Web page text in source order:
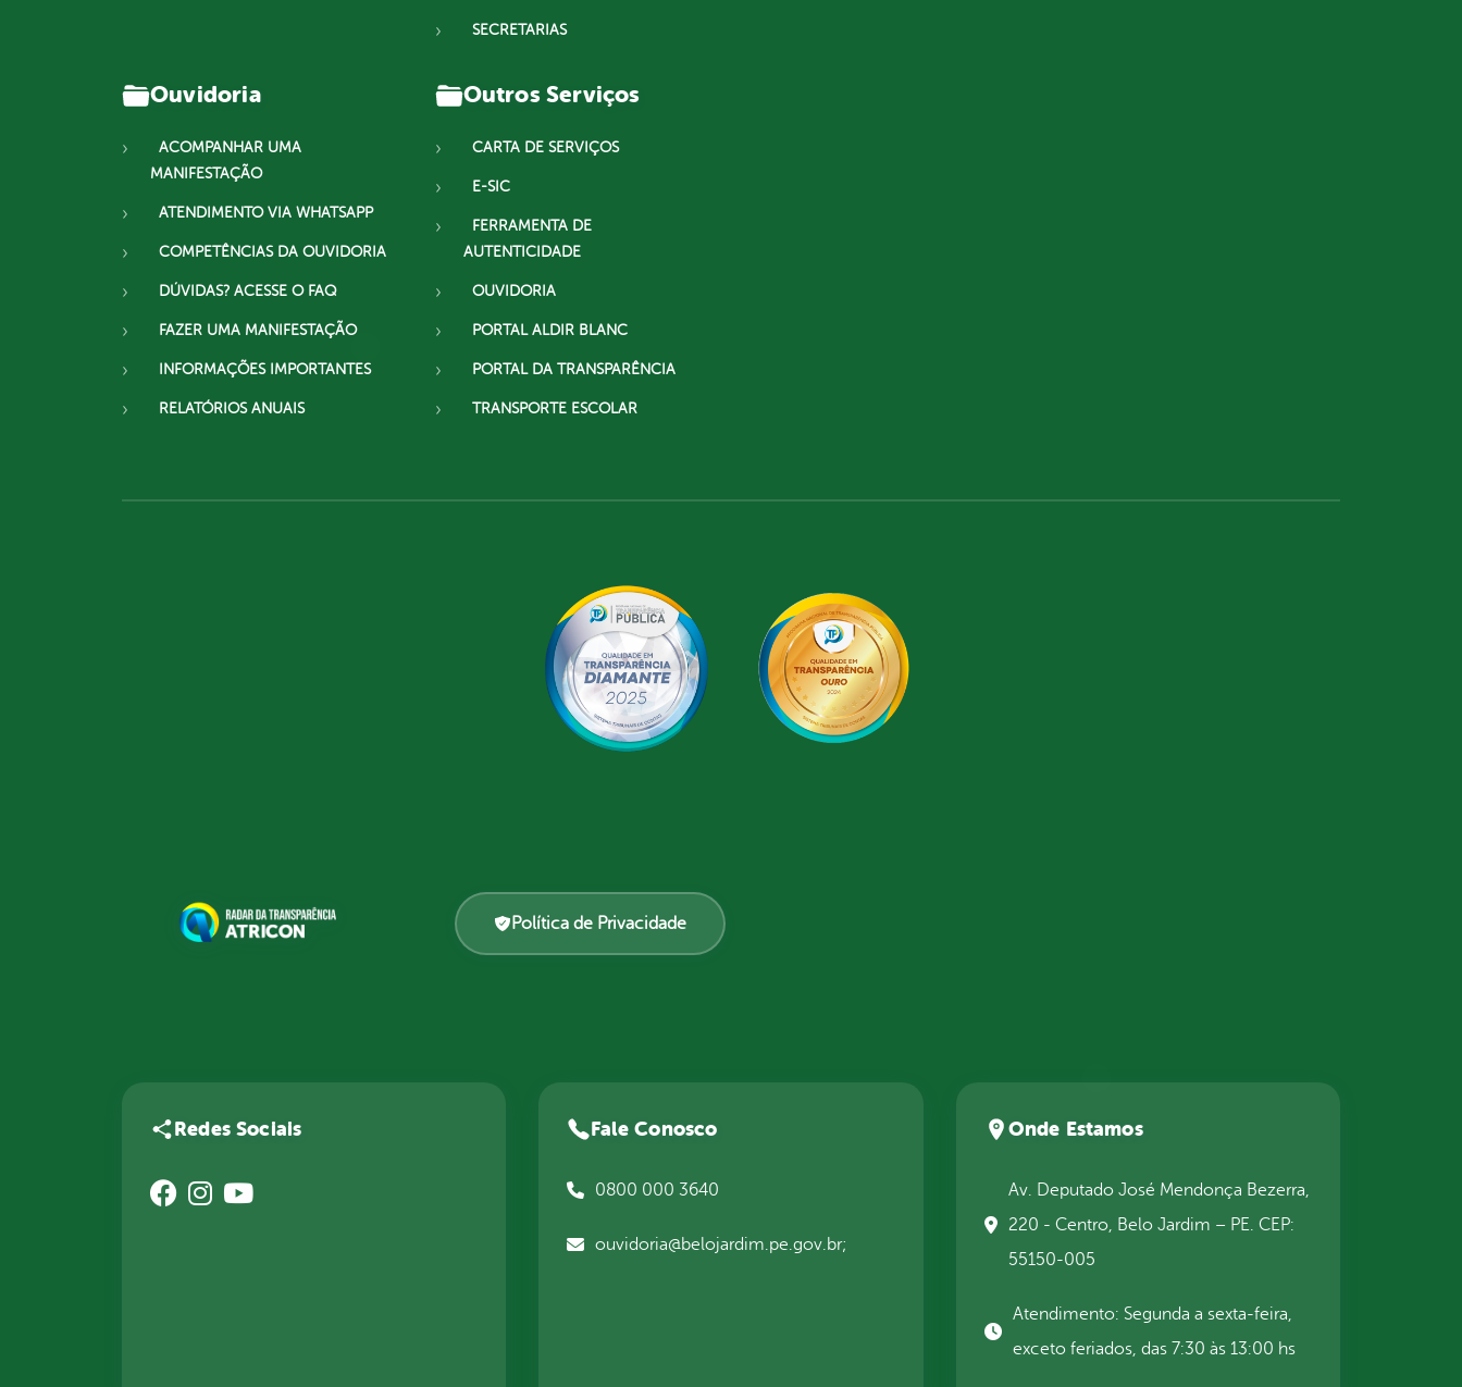
SECRETARIAS
Ouvidoria
ACOMPANHAR UMA
MANIFESTAÇÃO
ATENDIMENTO VIA WHATSAPP
COMPETÊNCIAS DA OUVIDORIA
DÚVIDAS? ACESSE O FAQ
FAZER UMA MANIFESTAÇÃO
INFORMAÇÕES IMPORTANTES
RELATÓRIOS ANUAIS
Outros Serviços
CARTA DE SERVIÇOS
E-SIC
FERRAMENTA DE
AUTENTICIDADE
OUVIDORIA
PORTAL ALDIR BLANC
PORTAL DA TRANSPARÊNCIA
TRANSPORTE ESCOLAR
Política de Privacidade
Redes Sociais Fale Conosco
0800 000 3640
ouvidoria@belojardim.pe.gov.br;
Onde Estamos
Av. Deputado José Mendonça Bezerra,
220 - Centro, Belo Jardim – PE. CEP:
55150-005
Atendimento: Segunda a sexta-feira,
exceto feriados, das 7:30 às 13:00 hs